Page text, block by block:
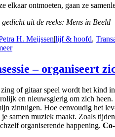
elkaar ontmoeten, gaan ze
gedicht uit de reeks: Mens in
H. Meijssen|lijf & hoofd,
– organiseert
of gitaar speel wordt het kind
en nieuwsgierig om zich
zintuigen. Hoe eenvoudig het
je samen muziek maakt. Zoals
organiserende happening.